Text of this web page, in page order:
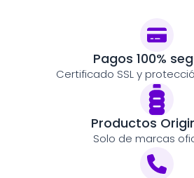
Pagos 100%
Certificado SSL y
Productos
Solo de marcas